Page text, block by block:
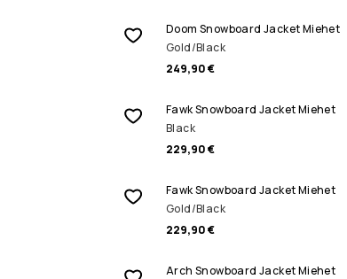
Doom Snowboard Jacket Miehet
Gold/Black
249,90 €
Fawk Snowboard Jacket Miehet
Black
229,90 €
Fawk Snowboard Jacket Miehet
Gold/Black
229,90 €
Arch Snowboard Jacket Miehet